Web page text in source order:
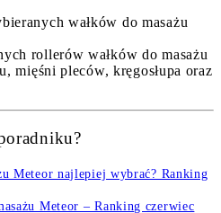
wałków do masażu
rollerów wałków do masażu
mięśni pleców, kręgosłupa oraz
Meteor najlepiej wybrać? Ranking
Meteor – Ranking czerwiec